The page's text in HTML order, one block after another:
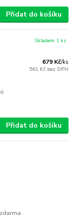
Přidat do košíku
679 Kč/ks
561 Kč bez DPH
Skladem 1 ks
Přidat do košíku